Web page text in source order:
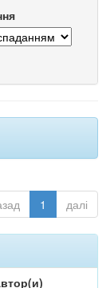
1 далі